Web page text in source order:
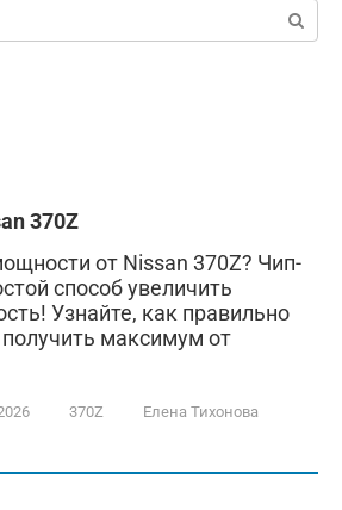
370Z
от Nissan 370Z? Чип-
способ увеличить
Узнайте, как правильно
максимум от
370Z Елена Тихонова